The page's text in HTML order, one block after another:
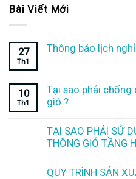
Bài Viết Mới
27
Th1
Thông báo lịch
10
Th1
Tại sao phải
gió ?
TẠI SAO PHẢI SỬ
THÔNG GIÓ TẦNG
QUY TRÌNH SẢN